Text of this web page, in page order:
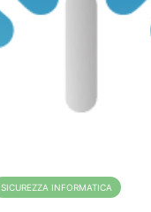
SICUREZZA INFORMATICA